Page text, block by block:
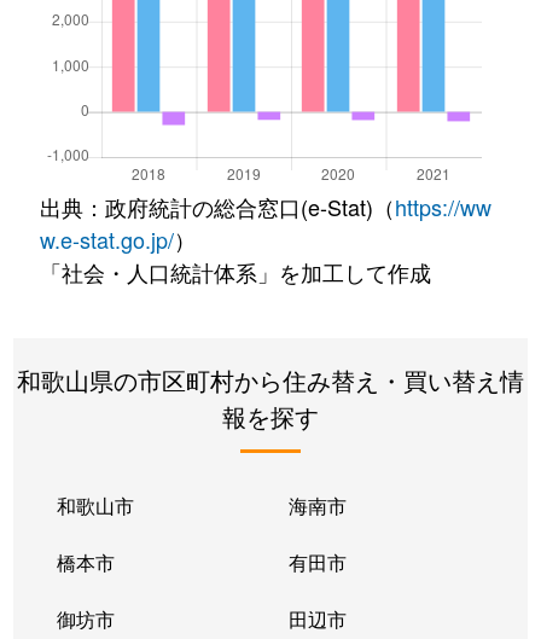
出典：政府統計の総合窓口(e-Stat)（https://ww
w.e-stat.go.jp/）
「社会・人口統計体系」を加工して作成
和歌山県の市区町村から住み替え・買い替え情
報を探す
和歌山市 海南市
橋本市 有田市
御坊市 田辺市